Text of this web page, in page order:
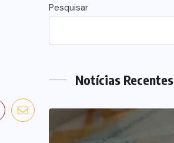
Pesquisar
Notícias Recentes